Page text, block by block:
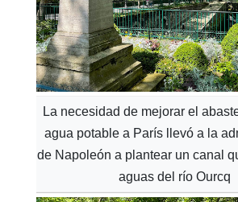
La necesidad de mejorar el
agua potable a París llevó a la
de Napoleón a plantear un canal
aguas del río Ourcq